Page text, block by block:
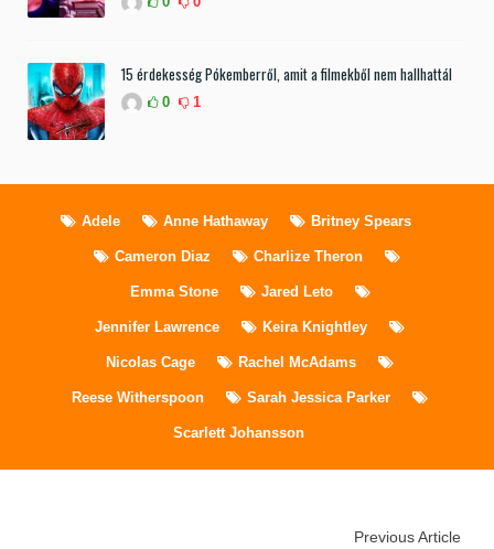
15 érdekesség Pókemberről, amit a filmekből nem hallhattál
0 1
Adele Anne Hathaway Britney Spears
Cameron Diaz Charlize Theron
Emma Stone Jared Leto
Jennifer Lawrence Keira Knightley
Nicolas Cage Rachel McAdams
Reese Witherspoon Sarah Jessica Parker
Scarlett Johansson
Previous Article